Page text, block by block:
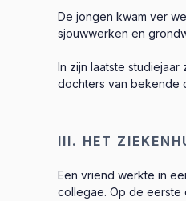
De jongen kwam ver
sjouwwerken en
In zijn laatste
dochters van bekende
III. HET
Een vriend werkte in
collegae. Op de eerste